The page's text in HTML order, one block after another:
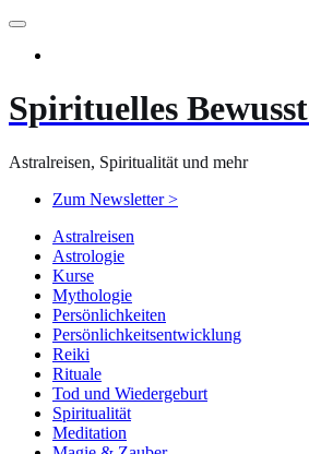
Zum
springen
Spirituelles
Astralreisen, Spiritualität und mehr
Zum Newsletter >
Astralreisen
Astrologie
Kurse
Mythologie
Persönlichkeiten
Persönlichkeitsentwicklung
Reiki
Rituale
Tod und Wiedergeburt
Spiritualität
Meditation